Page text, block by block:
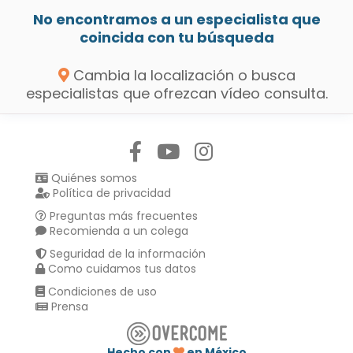
No encontramos a un especialista que
coincida con tu búsqueda
Cambia la localización o busca
especialistas que ofrezcan vídeo consulta.
Quiénes somos
Política de privacidad
Preguntas más frecuentes
Recomienda a un colega
Seguridad de la información
Como cuidamos tus datos
Condiciones de uso
Prensa